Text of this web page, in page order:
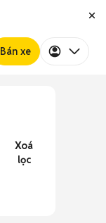
Bán xe
Xoá
lọc